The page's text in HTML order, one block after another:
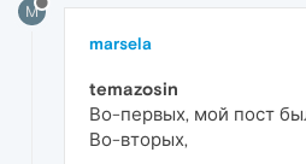
M
marsela
temazosin
Во-первых, мой пост
Во-вторых,